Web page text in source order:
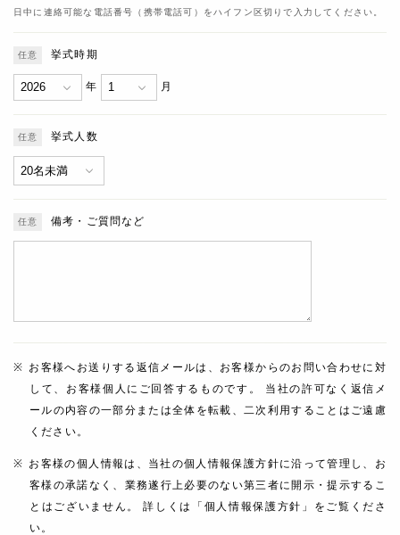
日中に連絡可能な電話番号（携帯電話可）をハイフン区切りで入力してください。
挙式時期
年 月
挙式人数
備考・ご質問など
お客様へお送りする返信メールは、お客様からのお問い合わせに対
して、お客様個人にご回答するものです。 当社の許可なく返信メ
ールの内容の一部分または全体を転載、二次利用することはご遠慮
ください。
お客様の個人情報は、当社の個人情報保護方針に沿って管理し、お
客様の承諾なく、業務遂行上必要のない第三者に開示・提示するこ
とはございません。 詳しくは「個人情報保護方針」をご覧くださ
い。